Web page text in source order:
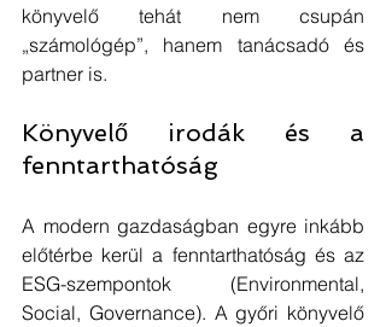
könyvelő tehát nem csupán
„számológép”, hanem tanácsadó és
partner is.
Könyvelő irodák és a
fenntarthatóság
A modern gazdaságban egyre inkább
előtérbe kerül a fenntarthatóság és az
ESG-szempontok (Environmental,
Social, Governance). A győri könyvelő